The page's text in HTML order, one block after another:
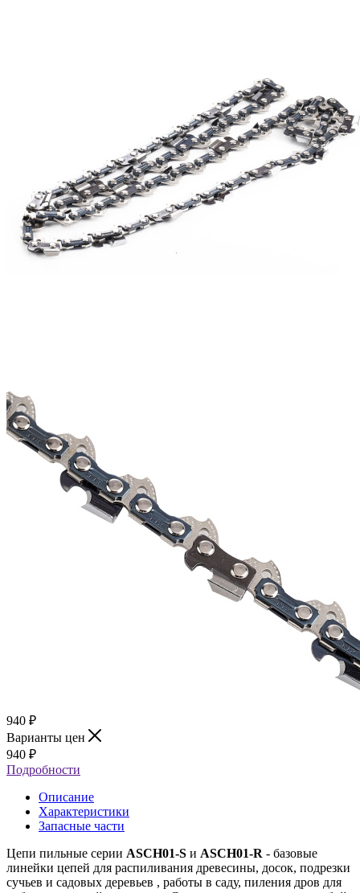
940 ₽
Варианты цен
940 ₽
Подробности
Описание
Характеристики
Запасные части
Цепи пильные серии ASCH01-S и ASCH01-R - базовые
линейки цепей для распиливания древесины, досок, подрезки
сучьев и садовых деревьев , работы в саду, пиления дров для